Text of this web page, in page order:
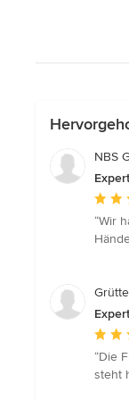
NBS
5
“Wir
5
“Die
steht